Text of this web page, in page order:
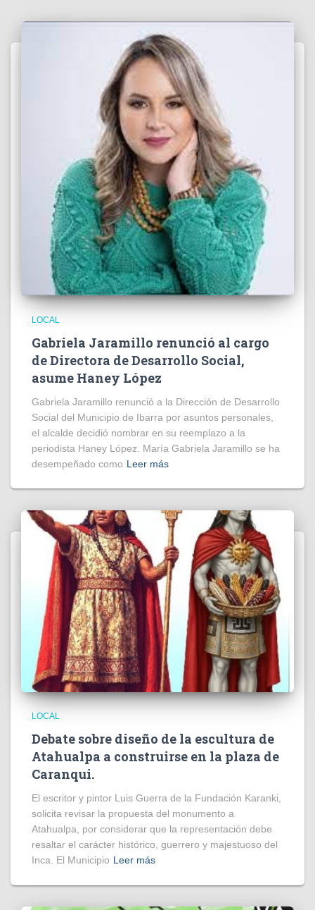
LOCAL
Gabriela Jaramillo renunció al cargo
de Directora de Desarrollo Social,
asume Haney López
Gabriela Jaramillo renunció a la Dirección de Desarrollo
Social del Municipio de Ibarra por asuntos personales,
el alcalde decidió nombrar en su reemplazo a la
periodista Haney López. María Gabriela Jaramillo se ha
desempeñado como Leer más
LOCAL
Debate sobre diseño de la escultura de
Atahualpa a construirse en la plaza de
Caranqui.
El escritor y pintor Luis Guerra de la Fundación Karanki,
solicita revisar la propuesta del monumento a
Atahualpa, por considerar que la representación debe
resaltar el carácter histórico, guerrero y majestuoso del
Inca. El Municipio Leer más